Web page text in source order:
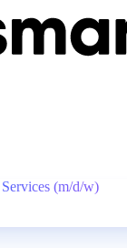
(m/d/w)